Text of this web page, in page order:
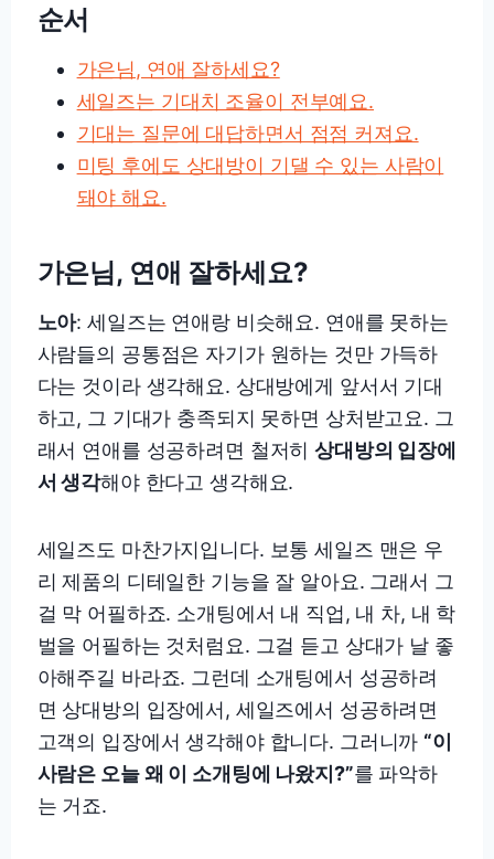
순서
가은님, 연애 잘하세요?
세일즈는 기대치 조율이 전부예요.
기대는 질문에 대답하면서 점점 커져요.
미팅 후에도 상대방이 기댈 수 있는 사람이
돼야 해요.
가은님, 연애 잘하세요?
노아: 세일즈는 연애랑 비슷해요. 연애를 못하는
사람들의 공통점은 자기가 원하는 것만 가득하
다는 것이라 생각해요. 상대방에게 앞서서 기대
하고, 그 기대가 충족되지 못하면 상처받고요. 그
래서 연애를 성공하려면 철저히상대방의 입장에
서 생각해야 한다고 생각해요.
세일즈도 마찬가지입니다. 보통 세일즈 맨은 우
리 제품의 디테일한 기능을 잘 알아요. 그래서 그
걸 막 어필하죠. 소개팅에서 내 직업, 내 차, 내 학
벌을 어필하는 것처럼요. 그걸 듣고 상대가 날 좋
아해주길 바라죠. 그런데 소개팅에서 성공하려
면 상대방의 입장에서, 세일즈에서 성공하려면
고객의 입장에서 생각해야 합니다. 그러니까 “이
사람은 오늘 왜 이 소개팅에 나왔지?”를 파악하
는 거죠.